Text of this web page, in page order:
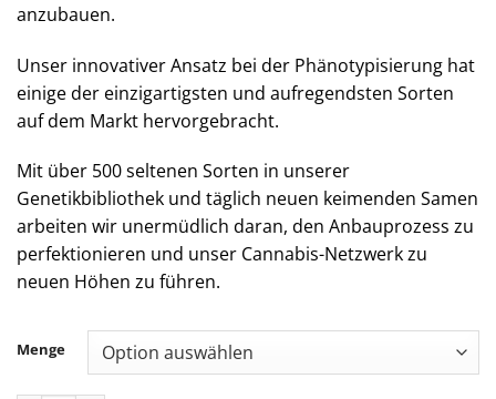
anzubauen.
Unser innovativer Ansatz bei der Phänotypisierung hat
einige der einzigartigsten und aufregendsten Sorten
auf dem Markt hervorgebracht.
Mit über 500 seltenen Sorten in unserer
Genetikbibliothek und täglich neuen keimenden Samen
arbeiten wir unermüdlich daran, den Anbauprozess zu
perfektionieren und unser Cannabis-Netzwerk zu
neuen Höhen zu führen.
Menge